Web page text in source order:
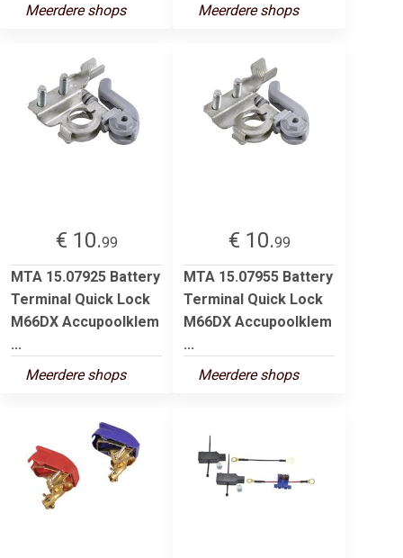
Meerdere shops
Meerdere shops
€ 10.99
MTA 15.07925 Battery
Terminal Quick Lock
M66DX Accupoolklem
...
Meerdere shops
€ 10.99
MTA 15.07955 Battery
Terminal Quick Lock
M66DX Accupoolklem
...
Meerdere shops